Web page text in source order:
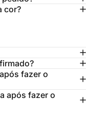
cor?
fazer o
após fazer o